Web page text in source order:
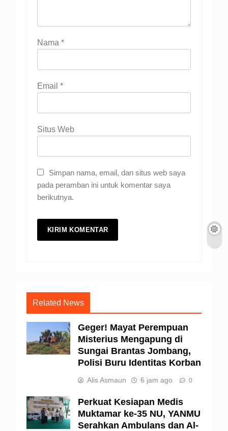
Nama *
Email *
Situs Web
Simpan nama, email, dan situs web saya
pada peramban ini untuk komentar saya
berikutnya.
Related News
Geger! Mayat Perempuan
Misterius Mengapung di
Sungai Brantas Jombang,
Polisi Buru Identitas Korban
Alis Asmaun 6 jam ago 0
Perkuat Kesiapan Medis
Muktamar ke-35 NU, YANMU
Serahkan Ambulans dan Al-